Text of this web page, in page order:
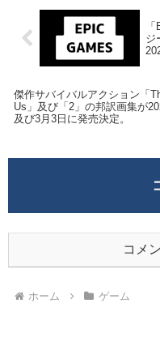
ジ
傑作サバイバルアクション「
Us」及び「2」の邦訳画集が
及び3月3日に発売決定。
コメ
ホーム ゲーム